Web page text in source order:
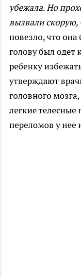
убежала. Но
вызвали скорую,
повезло, что она
голову был
ребенку
утверждают
головного
легкие
переломов у нее